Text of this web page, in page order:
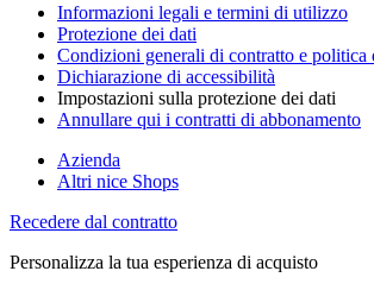
Informazioni legali e termini di utilizzo
Protezione dei dati
Condizioni generali di contratto e politica
Dichiarazione di accessibilità
Impostazioni sulla protezione dei dati
Annullare qui i contratti di abbonamento
Azienda
Altri nice Shops
Recedere dal contratto
Personalizza la tua esperienza di acquisto